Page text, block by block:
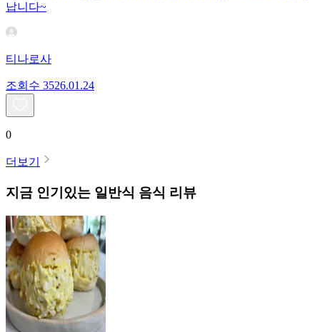
납니다~
티나로사
조회수 3526.01.24
0
더보기
지금 인기있는 일반식 음식 리뷰